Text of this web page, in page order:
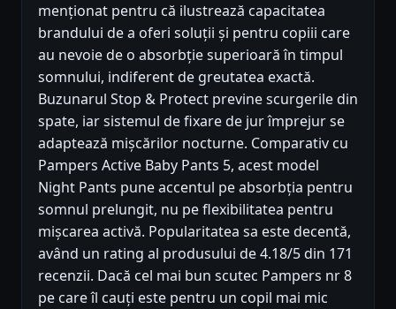
menționat pentru că ilustrează capacitatea
brandului de a oferi soluții și pentru copiii care
au nevoie de o absorbție superioară în timpul
somnului, indiferent de greutatea exactă.
Buzunarul Stop & Protect previne scurgerile din
spate, iar sistemul de fixare de jur împrejur se
adaptează mișcărilor nocturne. Comparativ cu
Pampers Active Baby Pants 5, acest model
Night Pants pune accentul pe absorbția pentru
somnul prelungit, nu pe flexibilitatea pentru
mișcarea activă. Popularitatea sa este decentă,
având un rating al produsului de 4.18/5 din 171
recenzii. Dacă cel mai bun scutec Pampers nr 8
pe care îl cauți este pentru un copil mai mic